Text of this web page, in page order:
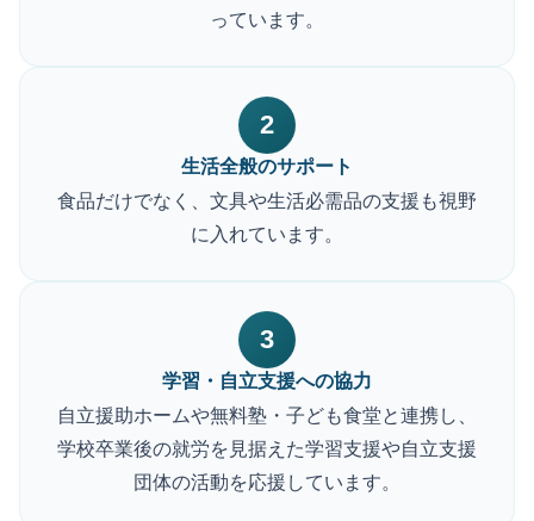
っています。
2
生活全般のサポート
食品だけでなく、文具や生活必需品の支援も視野
に入れています。
3
学習・自立支援への協力
自立援助ホームや無料塾・子ども食堂と連携し、
学校卒業後の就労を見据えた学習支援や自立支援
団体の活動を応援しています。